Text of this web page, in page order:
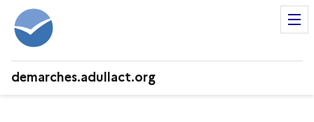
demarches.adullact.org